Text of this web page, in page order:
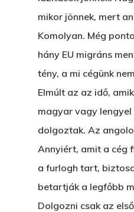
mikor jönnek, mert
Komolyan. Még
hány EU migráns
tény, a mi cégünk
Elmúlt az az idő,
magyar vagy
dolgoztak. Az
Annyiért, amit a cég
a furlogh tart,
betartják a legfőbb
Dolgozni csak az